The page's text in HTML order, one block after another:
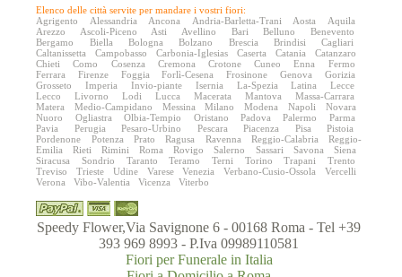
Elenco delle città servite per mandare i vostri fiori:
Agrigento
Alessandria Ancona Andria-Barletta-Trani Aosta
Aquila
Arezzo
Ascoli-Piceno Asti Avellino Bari Belluno
Benevento
Bergamo
Biella Bologna Bolzano Brescia Brindisi
Cagliari
Caltanissetta
Campobasso Carbonia-Iglesias Caserta Catania
Catanzaro
Chieti
Como Cosenza Cremona Crotone Cuneo Enna
Fermo
Ferrara
Firenze Foggia Forlì-Cesena Frosinone Genova
Gorizia
Grosseto
Imperia Invio-piante Isernia La-Spezia Latina
Lecce
Lecco
Livorno Lodi Lucca Macerata Mantova
Massa-Carrara
Matera
Medio-Campidano Messina Milano Modena Napoli
Novara
Nuoro
Ogliastra Olbia-Tempio Oristano Padova Palermo
Parma
Pavia
Perugia Pesaro-Urbino Pescara Piacenza Pisa
Pistoia
Pordenone
Potenza Prato Ragusa Ravenna Reggio-Calabria
Reggio-
Emilia
Rieti Rimini Roma Rovigo Salerno Sassari Savona
Siena
Siracusa
Sondrio Taranto Teramo Terni Torino Trapani
Trento
Treviso
Trieste Udine Varese Venezia Verbano-Cusio-Ossola
Vercelli
Verona
Vibo-Valentia Vicenza Viterbo
Speedy Flower,Via Savignone 6 - 00168 Roma - Tel +39
393 969 8993 - P.Iva 09989110581
Fiori per Funerale in Italia